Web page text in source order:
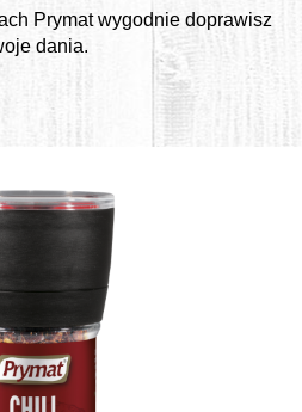
Prymat wygodnie doprawisz
dania.